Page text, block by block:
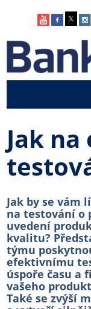
menu
Jak
Jak by se vám
na testování o
uvedení
kvalitu?
týmu
efektivnímu
úspoře času a
vašeho
Také se zvýší